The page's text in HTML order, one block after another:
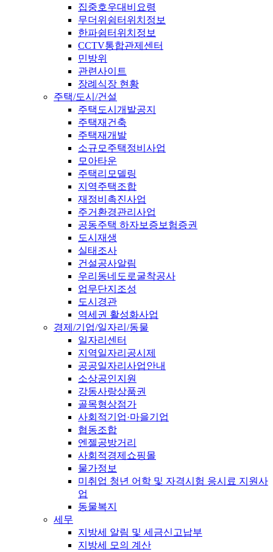
집중호우대비요령
무더위쉼터위치정보
한파쉼터위치정보
CCTV통합관제센터
민방위
관련사이트
장례식장 현황
주택/도시/건설
주택도시개발공지
주택재건축
주택재개발
소규모주택정비사업
모아타운
주택리모델링
지역주택조합
재정비촉진사업
주거환경관리사업
공동주택 하자보증보험증권
도시재생
실태조사
건설공사알림
우리동네도로굴착공사
업무단지조성
도시경관
역세권 활성화사업
경제/기업/일자리/동물
일자리센터
지역일자리공시제
공공일자리사업안내
소상공인지원
강동사랑상품권
골목형상점가
사회적기업·마을기업
협동조합
엔젤공방거리
사회적경제쇼핑몰
물가정보
미취업 청년 어학 및 자격시험 응시료 지원사
업
동물복지
세무
지방세 알림 및 세금신고납부
지방세 모의 계산